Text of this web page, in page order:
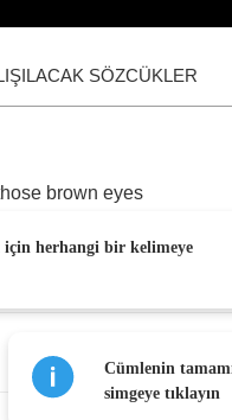
SÖZCÜKLER
brown eyes
herhangi bir kelimeye
Cümlenin
simgeye tıklayın